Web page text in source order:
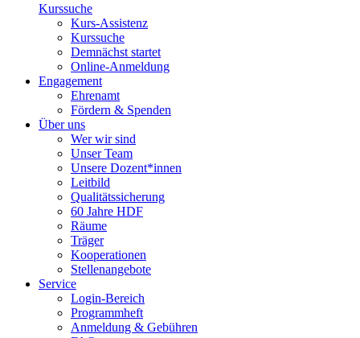
Kurssuche
Kurs-Assistenz
Kurssuche
Demnächst startet
Online-Anmeldung
Engagement
Ehrenamt
Fördern & Spenden
Über uns
Wer wir sind
Unser Team
Unsere Dozent*innen
Leitbild
Qualitätssicherung
60 Jahre HDF
Räume
Träger
Kooperationen
Stellenangebote
Service
Login-Bereich
Programmheft
Anmeldung & Gebühren